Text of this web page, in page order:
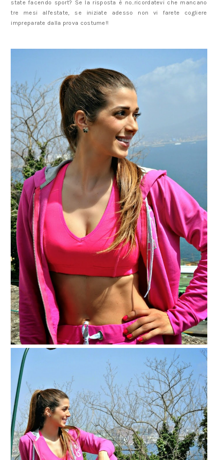
state facendo sport? Se la risposta è no..ricordatevi che mancano
tre mesi all'estate, se iniziate adesso non vi farete cogliere
impreparate dalla prova costume!!